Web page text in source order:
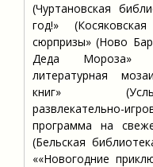
(Чуртановская
год!»
сюрпризы» (Ново
Деда Мороза»
литературная
книг»
развлекательно-
программа на
(Бельская
««Новогодние